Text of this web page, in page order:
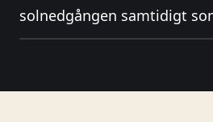
solnedgången samtidigt